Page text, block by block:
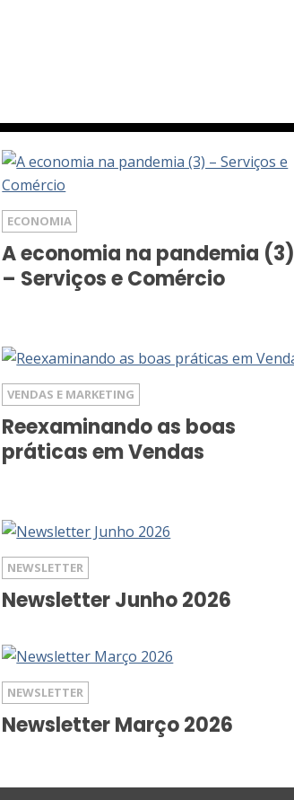
ECONOMIA
A economia na pandemia (3)
– Serviços e Comércio
VENDAS E MARKETING
Reexaminando as boas
práticas em Vendas
NEWSLETTER
Newsletter Junho 2026
NEWSLETTER
Newsletter Março 2026